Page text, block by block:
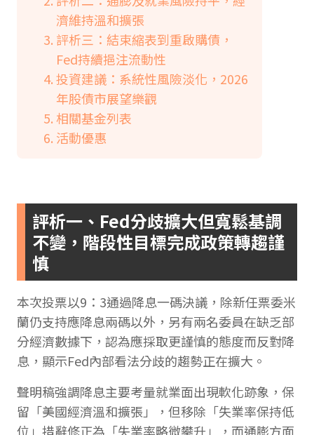
濟維持溫和擴張
評析三：結束縮表到重啟購債，
Fed持續挹注流動性
投資建議：系統性風險淡化，2026
年股債市展望樂觀
相關基金列表
活動優惠
評析一、Fed分歧擴大但寬鬆基調
不變，階段性目標完成政策轉趨謹
慎
本次投票以9：3通過降息一碼決議，除新任票委米
蘭仍支持應降息兩碼以外，另有兩名委員在缺乏部
分經濟數據下，認為應採取更謹慎的態度而反對降
息，顯示Fed內部看法分歧的趨勢正在擴大。
聲明稿強調降息主要考量就業面出現軟化跡象，保
留「美國經濟溫和擴張」，但移除「失業率保持低
位」措辭修正為「失業率略微攀升」，而通膨方面